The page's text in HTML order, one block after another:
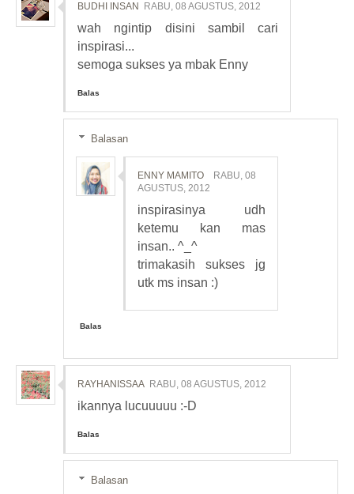
BUDHI INSAN RABU, 08 AGUSTUS, 2012
wah ngintip disini sambil cari
inspirasi...
semoga sukses ya mbak Enny
Balas
Balasan
ENNY MAMITO
RABU, 08
AGUSTUS, 2012
inspirasinya udh
ketemu kan mas
insan.. ^_^
trimakasih sukses jg
utk ms insan :)
Balas
RAYHANISSAA RABU, 08 AGUSTUS, 2012
ikannya lucuuuuu :-D
Balas
Balasan